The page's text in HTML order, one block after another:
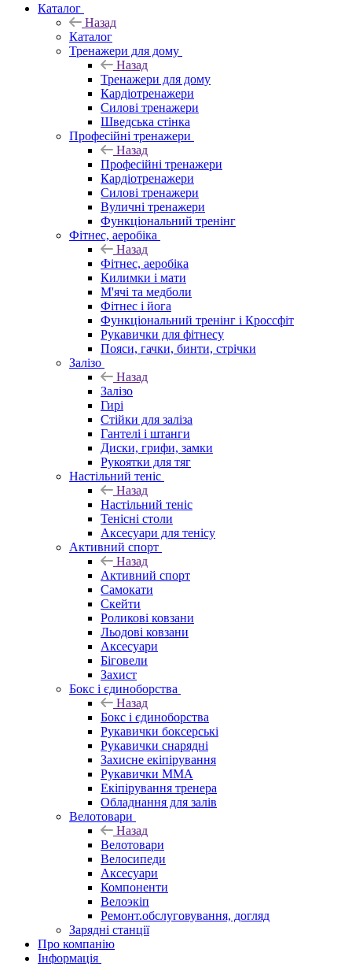
Каталог
Назад
Каталог
Тренажери для дому
Назад
Тренажери для дому
Кардіотренажери
Силові тренажери
Шведська стінка
Професійні тренажери
Назад
Професійні тренажери
Кардіотренажери
Силові тренажери
Вуличні тренажери
Функціональний тренінг
Фітнес, аеробіка
Назад
Фітнес, аеробіка
Килимки і мати
М'ячі та медболи
Фітнес і йога
Функціональний тренінг і Кроссфіт
Рукавички для фітнесу
Пояси, гачки, бинти, стрічки
Залізо
Назад
Залізо
Гирі
Стійки для заліза
Гантелі і штанги
Диски, грифи, замки
Рукоятки для тяг
Настільний теніс
Назад
Настільний теніс
Тенісні столи
Аксесуари для тенісу
Активний спорт
Назад
Активний спорт
Самокати
Скейти
Роликові ковзани
Льодові ковзани
Аксесуари
Біговели
Захист
Бокс і єдиноборства
Назад
Бокс і єдиноборства
Рукавички боксерські
Рукавички снарядні
Захисне екіпірування
Рукавички ММА
Екіпірування тренера
Обладнання для залів
Велотовари
Назад
Велотовари
Велосипеди
Аксесуари
Компоненти
Велоэкіп
Ремонт.обслуговування, догляд
Зарядні станції
Про компанію
Інформація